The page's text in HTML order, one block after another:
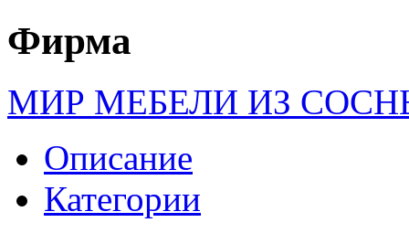
Фирма
МИР МЕБЕЛИ ИЗ
Описание
Категории